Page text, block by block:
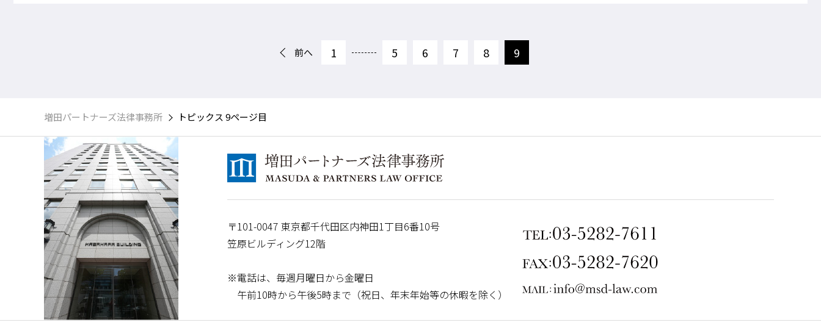
前へ 1 5 6 7 8 9
増田パートナーズ法律事務所 トピックス 9ページ目
〒101-0047 東京都千代田区内神田1丁目6番10号
笠原ビルディング12階
※電話は、毎週月曜日から金曜日
午前10時から午後5時まで （祝日、年末年始等の休暇を除く）